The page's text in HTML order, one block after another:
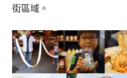
街區域。